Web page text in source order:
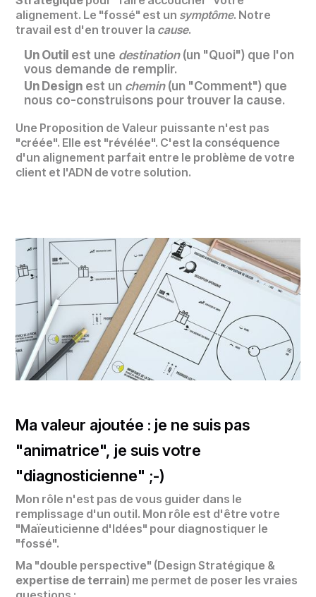
alignement. Le "fossé" est un symptôme. Notre
travail est d'en trouver la cause.
Un Outil est une destination(un "Quoi") que l'on
vous demande de remplir.
Un Design est un chemin(un "Comment") que
nous co-construisons pour trouver la cause.
Une Proposition de Valeur puissante n'est pas
"créée". Elle est "révélée". C'est la conséquence
d'un alignement parfait entre le problème de votre
client et l'ADN de votre solution.
Ma valeur ajoutée : je ne suis pas
"animatrice", je suis votre
"diagnosticienne" ;-)
Mon rôle n'est pas de vous guider dans le
remplissage d'un outil. Mon rôle est d'être votre
"Maïeuticienne d'Idées" pour diagnostiquer le
"fossé".
Ma "double perspective" (Design Stratégique &
expertise de terrain) me permet de poser les vraies